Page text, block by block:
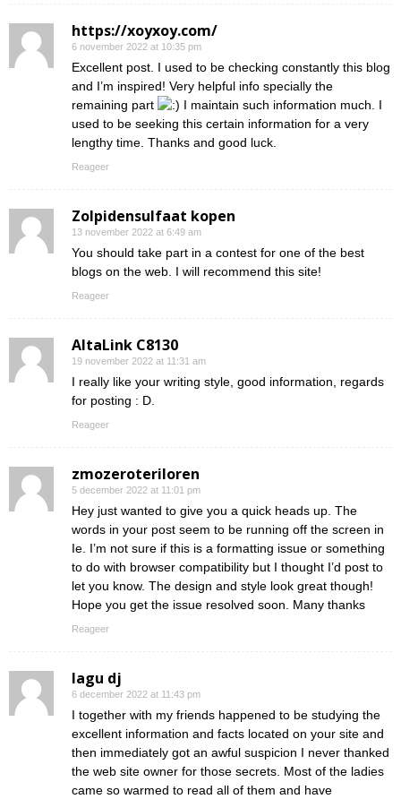
https://xoyxoy.com/
6 november 2022 at 10:35 pm
Excellent post. I used to be checking constantly this blog
and I’m inspired! Very helpful info specially the
remaining part
I maintain such information much. I
used to be seeking this certain information for a very
lengthy time. Thanks and good luck.
Reageer
Zolpidensulfaat kopen
13 november 2022 at 6:49 am
You should take part in a contest for one of the best
blogs on the web. I will recommend this site!
Reageer
AltaLink C8130
19 november 2022 at 11:31 am
I really like your writing style, good information, regards
for posting : D.
Reageer
zmozeroteriloren
5 december 2022 at 11:01 pm
Hey just wanted to give you a quick heads up. The
words in your post seem to be running off the screen in
Ie. I’m not sure if this is a formatting issue or something
to do with browser compatibility but I thought I’d post to
let you know. The design and style look great though!
Hope you get the issue resolved soon. Many thanks
Reageer
lagu dj
6 december 2022 at 11:43 pm
I together with my friends happened to be studying the
excellent information and facts located on your site and
then immediately got an awful suspicion I never thanked
the web site owner for those secrets. Most of the ladies
came so warmed to read all of them and have